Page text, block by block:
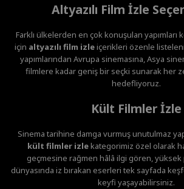
Altyazılı Film İzle
Farklı ülkelerden en çok konuşulan
için altyazılı film izleiçerikleri özenle
yapımlarından Avrupa sinemasına, Asya
filmlere kadar geniş bir seçki sunarak her
hedefliyoruz.
Kült Filmler İzle
Sinema tarihine damga vurmuş unutulmaz
kült filmler izlekategorimiz özel olarak
geçmesine rağmen hâlâ ilgi gören, yüksek
dünyasında iz bırakan eserleri tek sayfada
keyfi yaşayabilirsiniz.